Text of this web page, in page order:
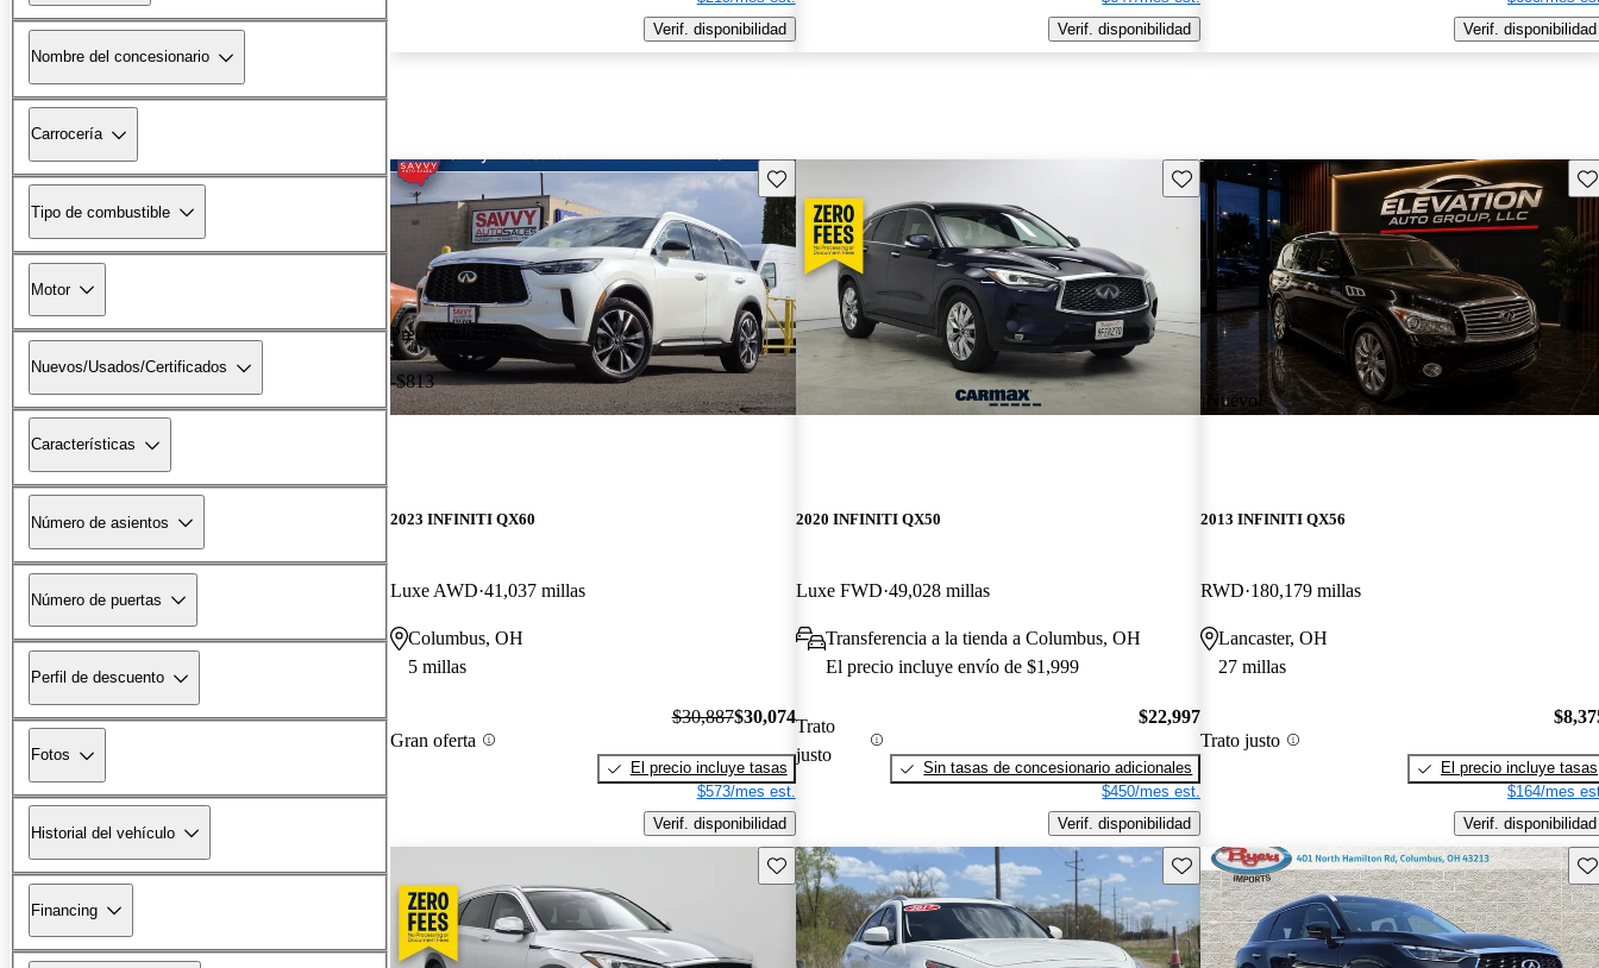
Nombre del concesionario
Carrocería
Tipo de combustible
Motor
Nuevos/Usados/Certificados
Características
Número de asientos
Número de puertas
Perfil de descuento
Fotos
Historial del vehículo
Financing
Verif. disponibilidad
Verif. disponibilidad
Verif. disponibilidad
Precio reducido
-$813
Guarda este Aviso
2023 INFINITI QX60
Luxe AWD 41,037 millas
Columbus, OH
5 millas
Gran oferta
$30,887$30,074
El precio incluye tasas
$573/mes est.
Verif. disponibilidad
Guarda este Aviso
2020 INFINITI QX50
Luxe FWD 49,028 millas
Transferencia a la tienda a Columbus, OH
El precio incluye envío de $1,999
Trato
justo
$22,997
Sin tasas de concesionario adicionales
$450/mes est.
Verif. disponibilidad
¡Nuevo!
2013 INFINITI QX56
RWD 180,179 millas
Lancaster, OH
27 millas
Trato justo
El precio incluye tasas
$164/mes
Verif. disponibilidad
Guarda este Aviso Guarda este Aviso